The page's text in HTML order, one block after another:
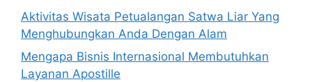
Aktivitas Wisata Petualangan Satwa Liar Yang
Menghubungkan Anda Dengan Alam
Mengapa Bisnis Internasional Membutuhkan
Layanan Apostille